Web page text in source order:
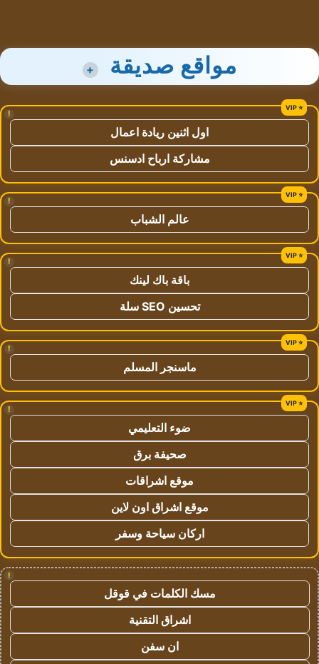
مواقع صديقة +
!
اول اثنين ريادة اعمال
مشاركة ارباح ادسنس
!
عالم الشباب
!
باقة باك لينك
تحسين SEO سلة
!
ماسنجر المسلم
!
ضوء التعليمي
صحيفة برق
موقع اشراقات
موقع اشراق اون لاين
اركان سياحة وسفر
!
مسك الكلمات في قوقل
اشراق التقنية
ان سفن